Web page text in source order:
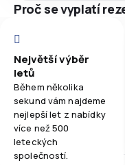
Proč se vyplatí
Největší výběr
letů
Během několika
sekund vám najdeme
nejlepší let z nabídky
více než 500
leteckých
společností.